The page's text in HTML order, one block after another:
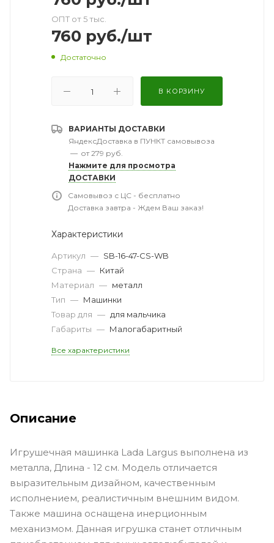
ОПТ от 5 тыс.
760 руб./шт
Достаточно
В КОРЗИНУ
ВАРИАНТЫ ДОСТАВКИ
ЯндексДоставка в ПУНКТ самовывоза
— от 279 руб.
Нажмите для просмотра
ДОСТАВКИ
Самовывоз с ЦС - бесплатно
Доставка завтра - Ждем Ваш заказ!
Характеристики
Артикул — SB-16-47-CS-WB
Страна — Китай
Материал — металл
Тип — Машинки
Товар для — для мальчика
Габариты — Малогабаритный
Все характеристики
Описание
Игрушечная машинка Lada Largus выполнена из
металла, Длина - 12 см. Модель отличается
выразительным дизайном, качественным
исполнением, реалистичным внешним видом.
Также машина оснащена инерционным
механизмом. Данная игрушка станет отличным